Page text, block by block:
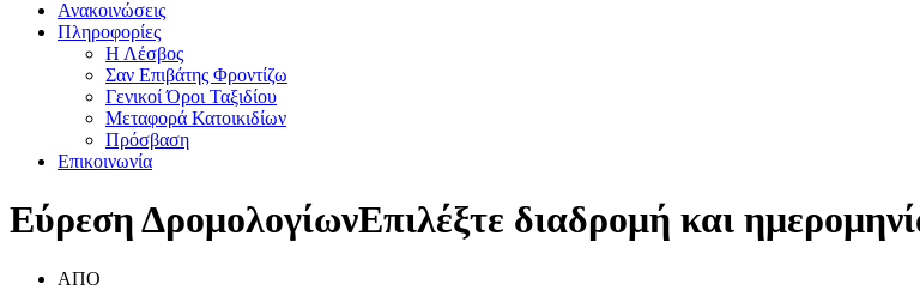
Ανακοινώσεις
Πληροφορίες
Η Λέσβος
Σαν Επιβάτης Φροντίζω
Γενικοί Όροι Ταξιδίου
Μεταφορά Κατοικιδίων
Πρόσβαση
Επικοινωνία
Εύρεση ΔρομολογίωνΕπιλέξτε διαδρομή και
ΑΠΟ